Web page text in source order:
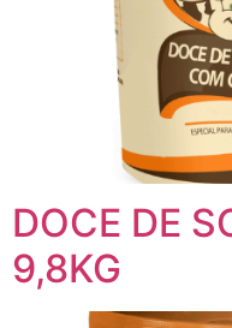
DOCE DE
9,8KG